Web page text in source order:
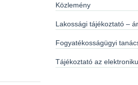
Közlemény
Lakossági tájékoztató –
Fogyatékosságügyi
Tájékoztató az